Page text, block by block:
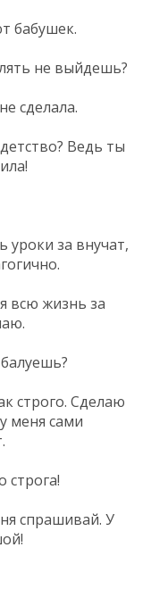
бабушек.
не выйдешь?
сделала.
Ведь ты
уроки за внучат,
всю жизнь за
строго. Сделаю
меня сами
строга!
спрашивай. У